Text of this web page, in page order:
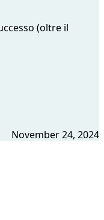
(oltre il
November 24, 2024